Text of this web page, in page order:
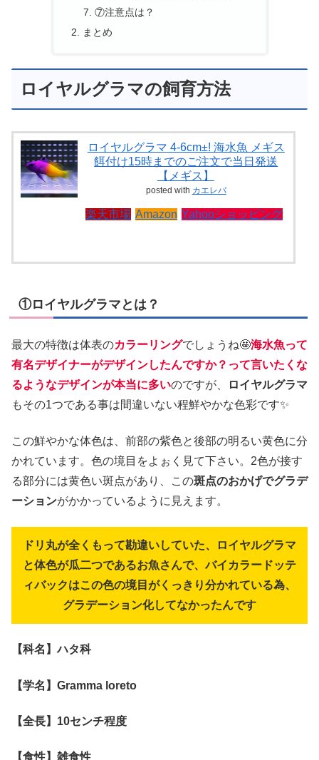
⑦注意点は？
まとめ
ロイヤルグラマの飼育方法
ロイヤルグラマ 4-6cm±! 海水魚 メギス
餌付け15時までのご注文で当日発送
【メギス】
posted with カエレバ
楽天市場 Amazon Yahooショッピング
①ロイヤルグラマとは？
最大の特徴は体表のカラーリングでしょうね🤩海水魚って
有名デザイナーがデザインしたんですか？って言いたくな
るようなデザインが本当に多いのですが、
ロイヤルグラマ
もその1つである事は間違いない程鮮やかな色彩です✨
この鮮やかな体色は、前部の紫色と後部の明るい黄色に分
かれています。色の境目をよぉく見て下さい。2色が接す
る部分には黄色い斑点があり、この斑点のおかげでグラデ
ーションがかかっているように見えます。
ドリ丸が全くもって勘違いしていた、ロイヤルグラマ
と体色が瓜二つであるお魚さんで、バイカラードッテ
ィバックはこの色の境目がくっきり分かれている為、
グラデーション化してなかったんです
【科名】ハタ科
【学名】Gramma loreto
【全長】10センチ程度
【食性】雑食性